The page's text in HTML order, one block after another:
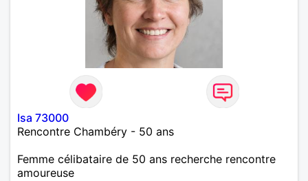
Isa 73000
Rencontre Chambéry - 50 ans
Femme célibataire de 50 ans recherche rencontre
amoureuse